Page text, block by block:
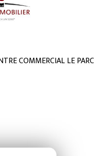
COMMERCIAL LE PARC